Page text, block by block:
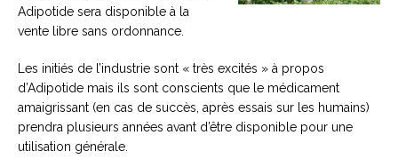
Adipotide sera disponible à la
vente libre sans ordonnance.
Les initiés de l’industrie sont « très excités » à propos
d’Adipotide mais ils sont conscients que le médicament
amaigrissant (en cas de succès, après essais sur les humains)
prendra plusieurs années avant d’être disponible pour une
utilisation générale.